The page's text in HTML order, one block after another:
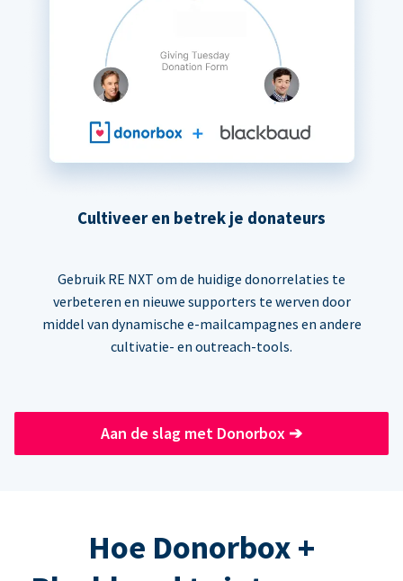
Cultiveer en betrek je donateurs
Gebruik RE NXT om de huidige donorrelaties te
verbeteren en nieuwe supporters te werven door
middel van dynamische e-mailcampagnes en andere
cultivatie- en outreach-tools.
Aan de slag met Donorbox ➔
Hoe Donorbox +